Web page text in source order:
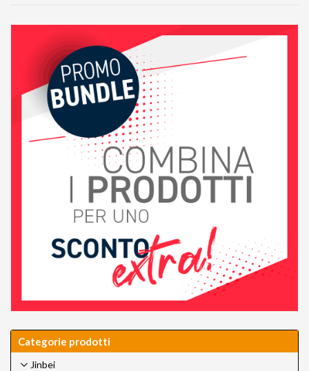
Categorie prodotti
Jinbei